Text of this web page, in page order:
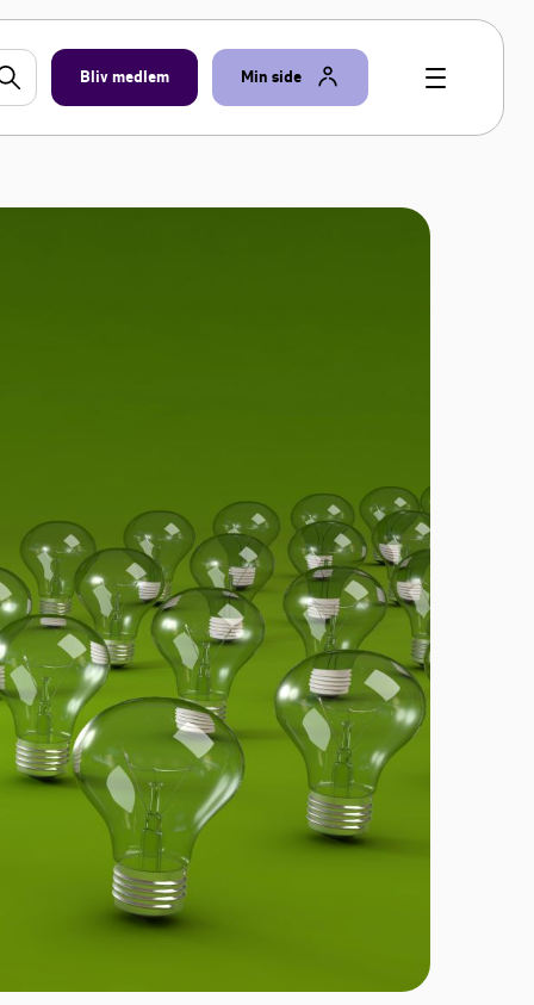
Bliv medlem Min side